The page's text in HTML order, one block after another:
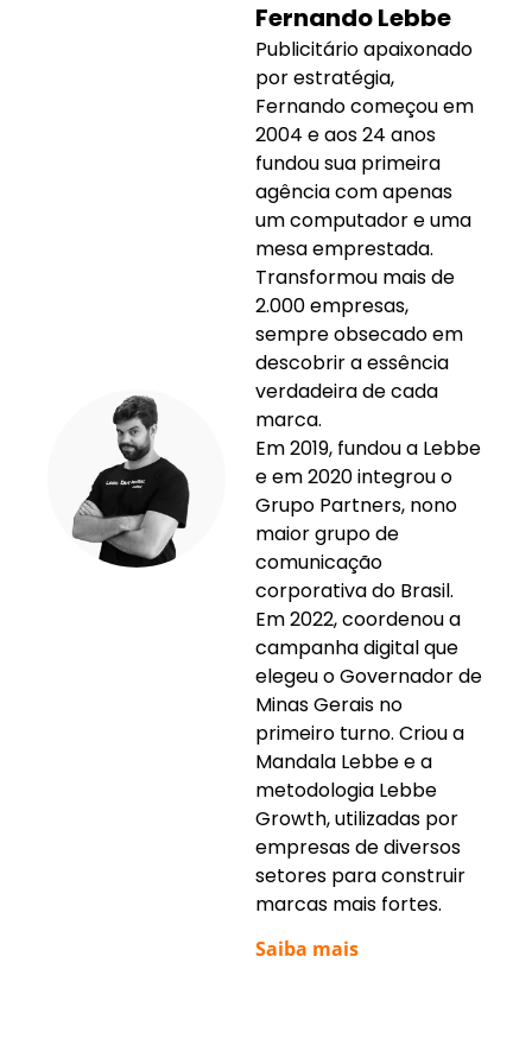
Fernando Lebbe
Publicitário apaixonado
por estratégia,
Fernando começou em
2004 e aos 24 anos
fundou sua primeira
agência com apenas
um computador e uma
mesa emprestada.
Transformou mais de
2.000 empresas,
sempre obsecado em
descobrir a essência
verdadeira de cada
marca.
Em 2019, fundou a Lebbe
e em 2020 integrou o
Grupo Partners, nono
maior grupo de
comunicação
corporativa do Brasil.
Em 2022, coordenou a
campanha digital que
elegeu o Governador de
Minas Gerais no
primeiro turno. Criou a
Mandala Lebbe e a
metodologia Lebbe
Growth, utilizadas por
empresas de diversos
setores para construir
marcas mais fortes.
Saiba mais